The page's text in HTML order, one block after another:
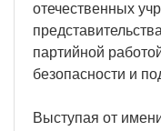
отечественных
партийной
безопасности и
Выступая от